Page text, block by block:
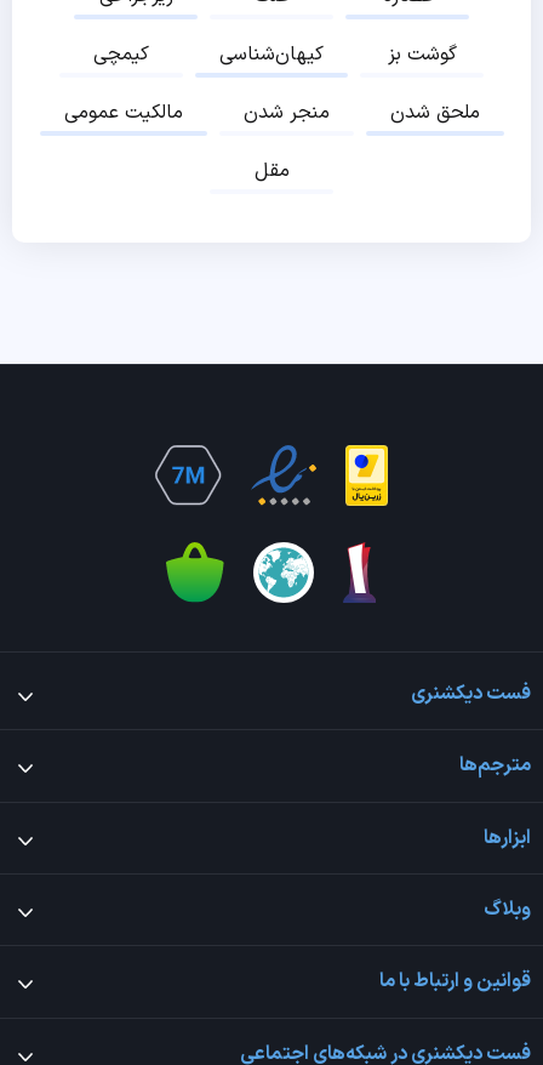
کیمچی
کیهان‌شناسی
گوشت بز
مالکیت عمومی
منجر شدن
ملحق شدن
مقل
فست دیکشنری
مترجم‌ها
ابزارها
وبلاگ
قوانین و ارتباط با ما
فست دیکشنری در شبکه‌های اجتماعی